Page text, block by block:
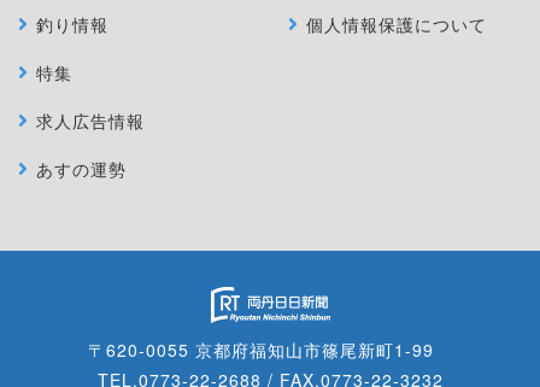
釣り情報
特集
求人広告情報
あすの運勢
個人情報保護について
〒620-0055 京都府福知山市篠尾新町1-99
TEL.0773-22-2688 / FAX.0773-22-3232